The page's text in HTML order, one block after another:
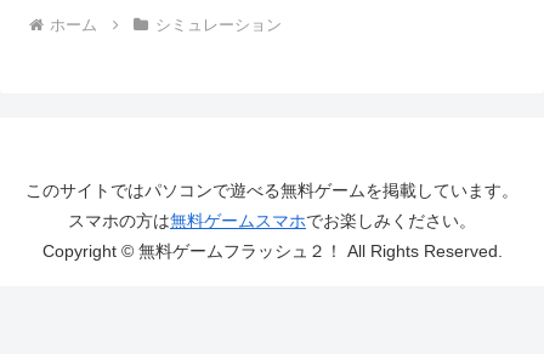
ホーム シミュレーション
このサイトではパソコンで遊べる無料ゲームを掲載しています。
スマホの方は無料ゲームスマホでお楽しみください。
Copyright © 無料ゲームフラッシュ２！ All Rights Reserved.